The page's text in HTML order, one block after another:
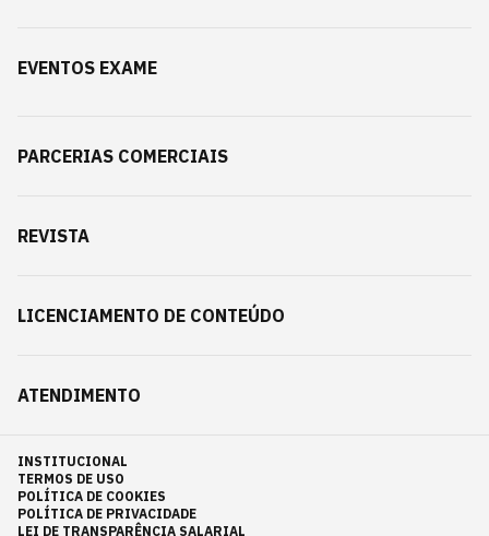
EVENTOS EXAME
PARCERIAS COMERCIAIS
REVISTA
LICENCIAMENTO DE CONTEÚDO
ATENDIMENTO
INSTITUCIONAL
TERMOS DE USO
POLÍTICA DE COOKIES
POLÍTICA DE PRIVACIDADE
LEI DE TRANSPARÊNCIA SALARIAL